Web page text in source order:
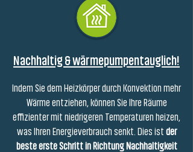
Nachhaltig & wärmepumpentauglich!
Indem Sie dem Heizkörper durch Konvektion mehr
Wärme entziehen, können Sie Ihre Räume
effizienter mit niedrigeren Temperaturen heizen,
was Ihren Energieverbrauch senkt. Dies ist der
beste erste Schritt in Richtung Nachhaltigkeit